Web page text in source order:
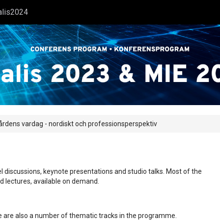
vardag - nordiskt och professionsperspektiv
keynote presentations and studio talks. Most of the
lectures, available on demand.
also a number of thematic tracks in the programme.